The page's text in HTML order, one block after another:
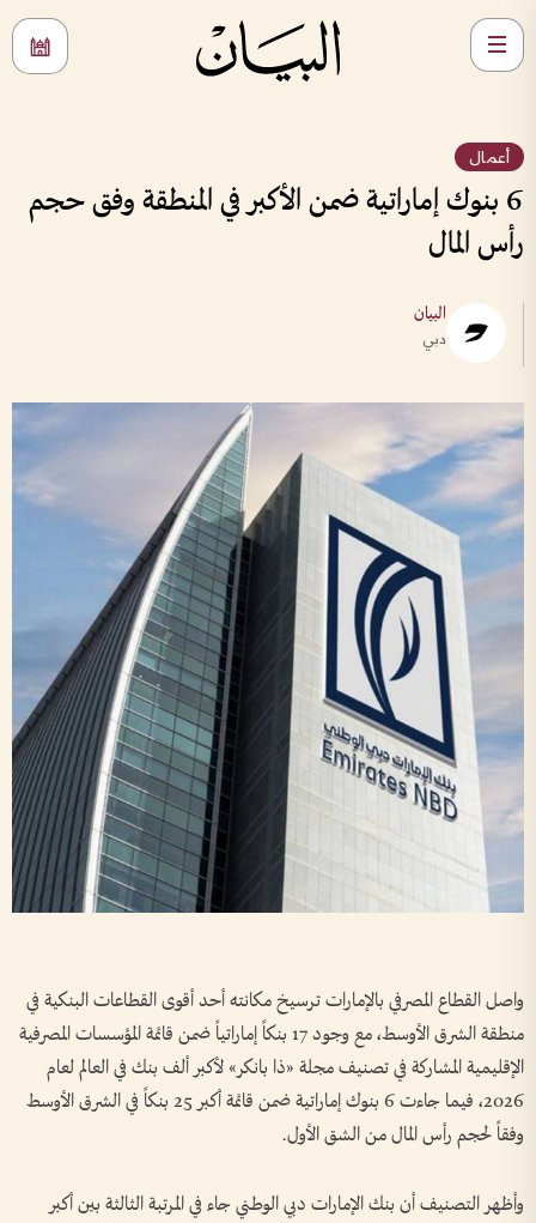
أعمال
6 بنوك إماراتية ضمن الأكبر في المنطقة وفق حجم
رأس المال
البيان
دبي
واصل القطاع المصرفي بالإمارات ترسيخ مكانته أحد أقوى القطاعات البنكية في
منطقة الشرق الأوسط، مع وجود 17 بنكاً إماراتياً ضمن قائمة المؤسسات المصرفية
الإقليمية المشاركة في تصنيف مجلة «ذا بانكر» لأكبر ألف بنك في العالم لعام
2026، فيما جاءت 6 بنوك إماراتية ضمن قائمة أكبر 25 بنكاً في الشرق الأوسط
وفقاً لحجم رأس المال من الشق الأول.
وأظهر التصنيف أن بنك الإمارات دبي الوطني جاء في المرتبة الثالثة بين أكبر